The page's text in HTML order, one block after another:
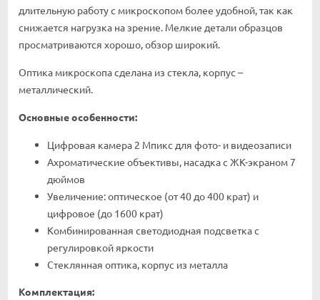
длительную работу с микроскопом более удобной, так как
снижается нагрузка на зрение. Мелкие детали образцов
просматриваются хорошо, обзор широкий.
Оптика микроскопа сделана из стекла, корпус –
металлический.
Основные особенности:
Цифровая камера 2 Мпикс для фото- и видеозаписи
Ахроматические объективы, насадка с ЖК-экраном 7
дюймов
Увеличение: оптическое (от 40 до 400 крат) и
цифровое (до 1600 крат)
Комбинированная светодиодная подсветка с
регулировкой яркости
Стеклянная оптика, корпус из металла
Комплектация: